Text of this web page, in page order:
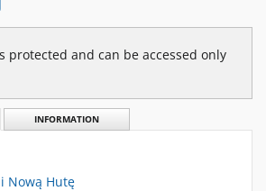
protected and can be accessed only
INFORMATION
Nową Hutę